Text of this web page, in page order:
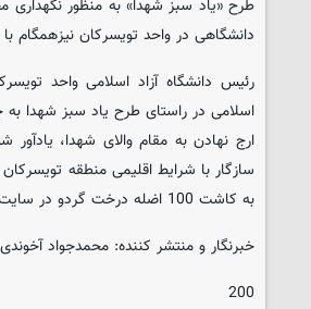
طرح «یاد سبز شهدا» به منظور
دانشگاهی در واحد تویسرکان نیزهمگام
رئیس دانشگاه آزاد اسلامی واحد
اسلامی در راستای طرح یاد سبز شهدا
ارج نهادن به مقام والای شهدا،
سازگار با شرایط اقلیمی منطقه
به کاشت 100 اضله درخت گردو در سایت این واحد دانشگاهی می کنیم.
خبرنگار و منتشر کننده: محمدجواد آخوندی
200